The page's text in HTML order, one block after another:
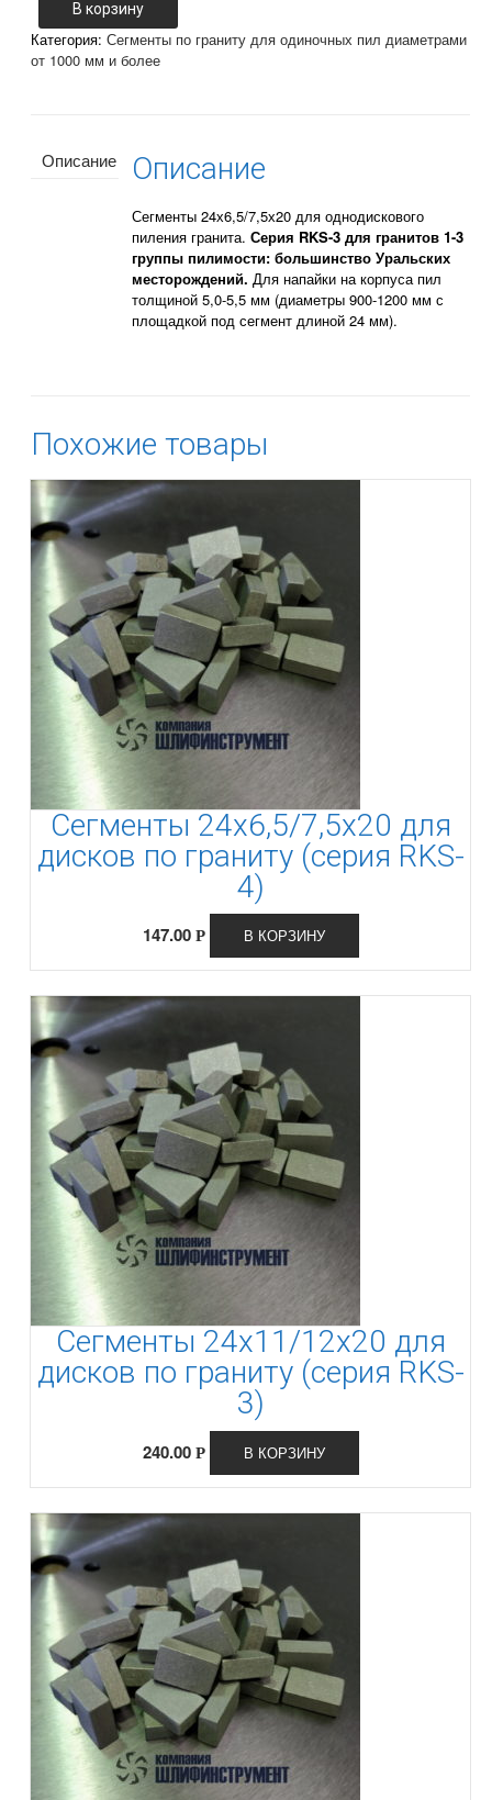
24х6,5/7,5х20
для
дисков
по
В корзину
Категория:Сегменты по граниту для одиночных пил диаметрами
от 1000 мм и более
Описание Описание
Сегменты 24х6,5/7,5х20 для однодискового
пиления гранита.Серия RKS-3 для гранитов 1-3
группы пилимости: большинство Уральских
месторождений. Для напайки на корпуса пил
толщиной 5,0-5,5 мм (диаметры 900-1200 мм с
площадкой под сегмент длиной 24 мм).
Похожие товары
Сегменты 24х6,5/7,5х20 для
дисков по граниту (серия RKS-
4)
147.00 Р В КОРЗИНУ
Сегменты 24х11/12х20 для
дисков по граниту (серия RKS-
3)
240.00 Р В КОРЗИНУ